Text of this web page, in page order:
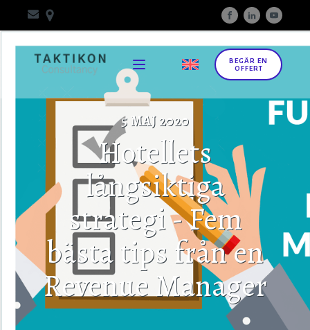
BEGÄR EN
OFFERT
5 MAJ 2020
Hotellets
långsiktiga
strategi - Fem
bästa tips från en
Revenue Manager